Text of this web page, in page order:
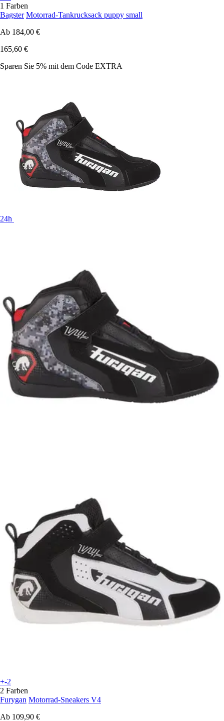
1 Farben
Bagster Motorrad-Tankrucksack puppy small
Ab 184,00 €
165,60 €
Sparen Sie 5% mit dem Code EXTRA
24h
+-2
2 Farben
Furygan Motorrad-Sneakers V4
Ab 109,90 €